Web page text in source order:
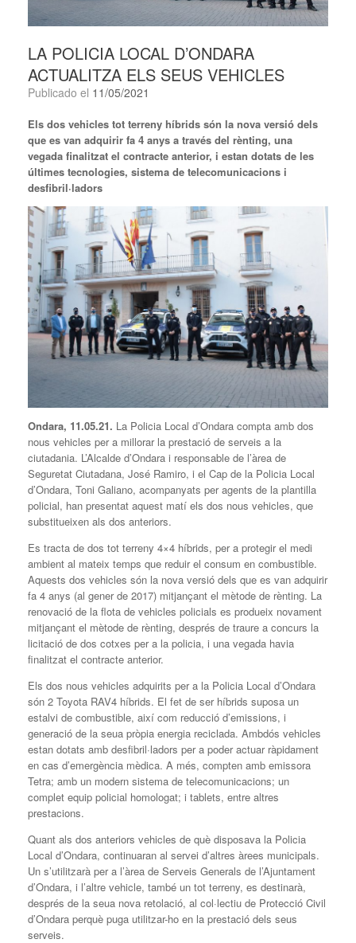
LA POLICIA LOCAL D’ONDARA
ACTUALITZA ELS SEUS VEHICLES
Publicado el 11/05/2021
Els dos vehicles tot terreny híbrids són la nova versió dels
que es van adquirir fa 4 anys a través del rènting, una
vegada finalitzat el contracte anterior, i estan dotats de les
últimes tecnologies, sistema de telecomunicacions i
desfibril·ladors
Ondara, 11.05.21. La Policia Local d’Ondara compta amb dos
nous vehicles per a millorar la prestació de serveis a la
ciutadania. L’Alcalde d’Ondara i responsable de l’àrea de
Seguretat Ciutadana, José Ramiro, i el Cap de la Policia Local
d’Ondara, Toni Galiano, acompanyats per agents de la plantilla
policial, han presentat aquest matí els dos nous vehicles, que
substitueixen als dos anteriors.
Es tracta de dos tot terreny 4×4 híbrids, per a protegir el medi
ambient al mateix temps que reduir el consum en combustible.
Aquests dos vehicles són la nova versió dels que es van adquirir
fa 4 anys (al gener de 2017) mitjançant el mètode de rènting. La
renovació de la flota de vehicles policials es produeix novament
mitjançant el mètode de rènting, després de traure a concurs la
licitació de dos cotxes per a la policia, i una vegada havia
finalitzat el contracte anterior.
Els dos nous vehicles adquirits per a la Policia Local d’Ondara
són 2 Toyota RAV4 híbrids. El fet de ser híbrids suposa un
estalvi de combustible, així com reducció d’emissions, i
generació de la seua pròpia energia reciclada. Ambdós vehicles
estan dotats amb desfibril·ladors per a poder actuar ràpidament
en cas d’emergència mèdica. A més, compten amb emissora
Tetra; amb un modern sistema de telecomunicacions; un
complet equip policial homologat; i tablets, entre altres
prestacions.
Quant als dos anteriors vehicles de què disposava la Policia
Local d’Ondara, continuaran al servei d’altres àrees municipals.
Un s’utilitzarà per a l’àrea de Serveis Generals de l’Ajuntament
d’Ondara, i l’altre vehicle, també un tot terreny, es destinarà,
després de la seua nova retolació, al col·lectiu de Protecció Civil
d’Ondara perquè puga utilitzar-ho en la prestació dels seus
serveis.